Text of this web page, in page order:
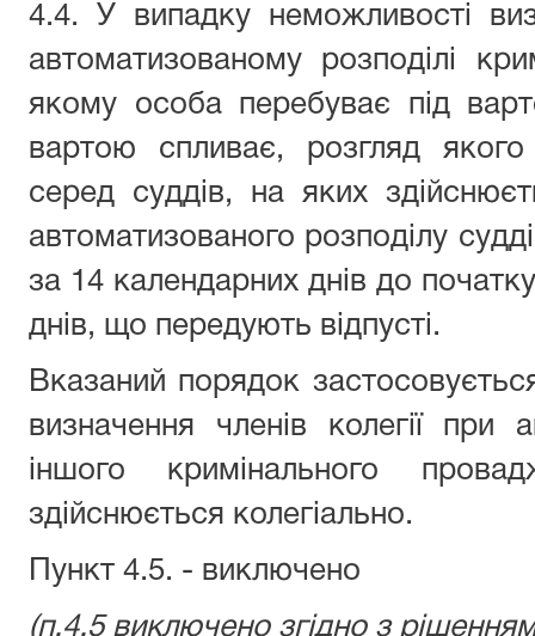
4.4. У випадку неможливості
автоматизованому розподілі
якому особа перебуває під
вартою спливає, розгляд якого
серед суддів, на яких
автоматизованого розподілу
за 14 календарних днів до
днів, що передують відпусті.
Вказаний порядок
визначення членів колегії при
іншого кримінального
здійснюється колегіально.
Пункт 4.5. - виключено
(п.4.5 виключено згідно з рішенням